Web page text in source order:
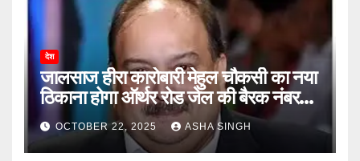
देश
जालसाज हीरा कारोबारी मेहुल चौकसी का नया
ठिकाना होगा ऑर्थर रोड जेल की बैरक नंबर
12OCTOBER 22, 2025 ASHA SINGH